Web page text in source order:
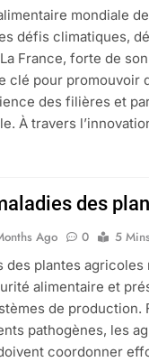
mondiale
défis climatiques,
France, forte de
clé pour promouvoir
des filières et
À travers
des
Ago 0
5
des plantes
alimentaire et
de production.
pathogènes, les
coordonner